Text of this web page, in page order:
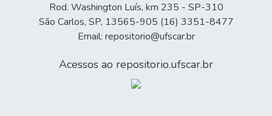
Rod. Washington Luís, km 235 - SP-310
São Carlos, SP, 13565-905 (16) 3351-8477
Email: repositorio@ufscar.br
Acessos ao repositorio.ufscar.br